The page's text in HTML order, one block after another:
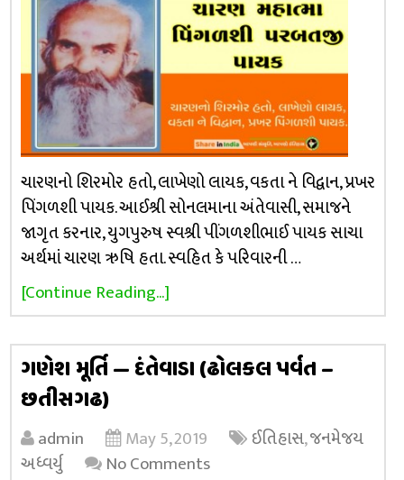
ચારણનો શિરમોર હતો, લાખેણો લાયક, વકતા ને વિદ્વાન, પ્રખર
પિંગળશી પાયક. આઈશ્રી સોનલમાના અંતેવાસી, સમાજને
જાગૃત કરનાર, યુગપુરુષ સ્વશ્રી પીંગળશીભાઈ પાયક સાચા
અર્થમાં ચારણ ઋષિ હતા. સ્વહિત કે પરિવારની …
[Continue Reading...]
ગણેશ મૂર્તિ — દંતેવાડા (ઢોલકલ પર્વત –
છતીસગઢ)
admin May 5, 2019 ઈતિહાસ,જનમેજય
અધ્વર્યુ
No Comments